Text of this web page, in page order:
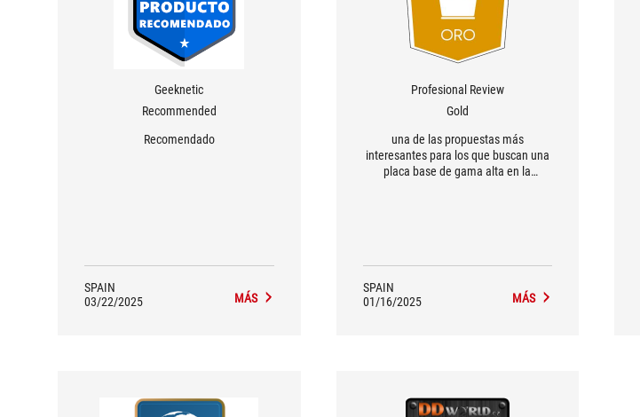
Geeknetic
Recommended
Recomendado
SPAIN
03/22/2025
MÁS
Profesional Review
Gold
una de las propuestas más
interesantes para los que buscan una
placa base de gama alta en la
SPAIN
01/16/2025
MÁS